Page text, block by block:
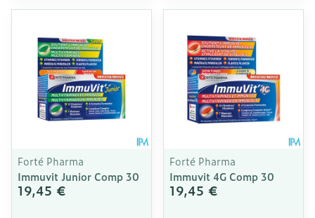
Forté Pharma
Immuvit Junior Comp 30
19,45 €
Forté Pharma
Immuvit 4G Comp 30
19,45 €